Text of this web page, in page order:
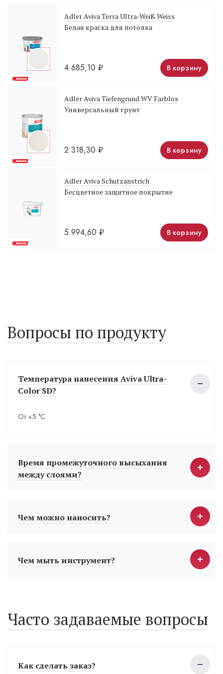
Adler Aviva Terra Ultra-Weiß Weiss
Белая краска для потолка
4 685,10 ₽ В корзину
Adler Aviva Tiefengrund WV Farblos
Универсальный грунт
2 318,30 ₽ В корзину
Adler Aviva Schutzanstrich
Бесцветное защитное покрытие
5 994,60 ₽ В корзину
Вопросы по продукту
Температура нанесения Aviva Ultra-
Color SD?
От +5 °С
Время промежуточного высыхания
между слоями?
Чем можно наносить?
Чем мыть инструмент?
Часто задаваемые вопросы
Как сделать заказ?